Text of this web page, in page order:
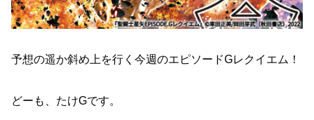
予想の遥か斜め上を行く今週のエピソードGレクイエム！
どーも、たけGです。